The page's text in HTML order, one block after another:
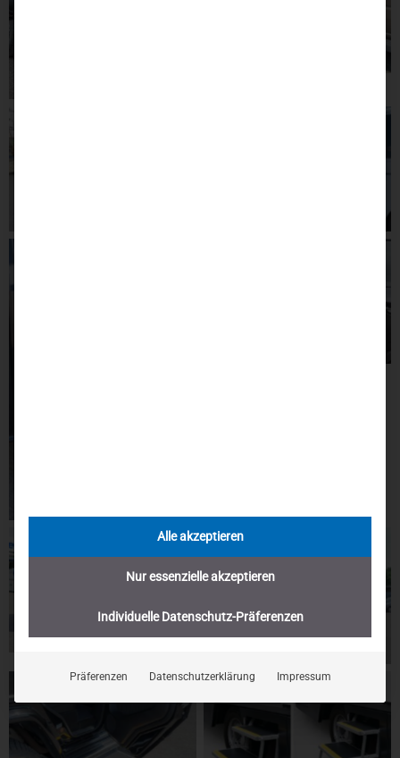
Alle akzeptieren
Nur essenzielle akzeptieren
Individuelle Datenschutz-Präferenzen
Präferenzen Datenschutzerklärung Impressum